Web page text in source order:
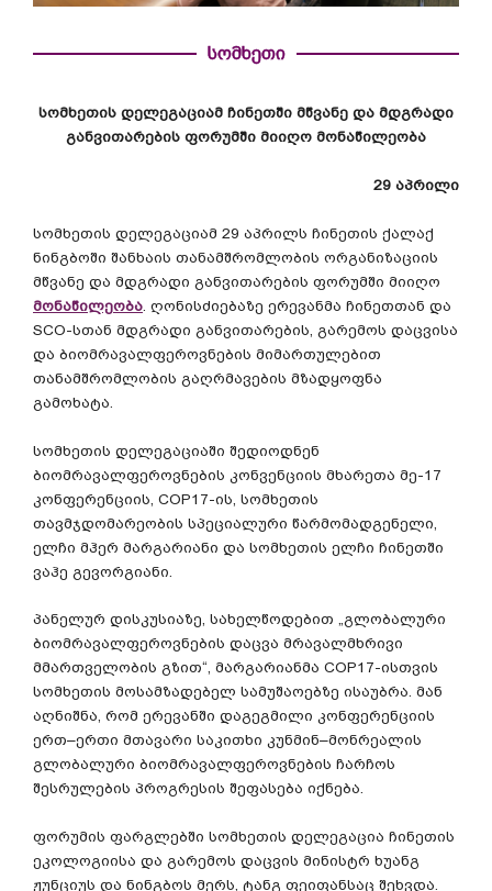
სომხეთი
სომხეთის დელეგაციამ ჩინეთში მწვანე და მდგრადი
განვითარების ფორუმში მიიღო მონაწილეობა
29 აპრილი
სომხეთის დელეგაციამ 29 აპრილს ჩინეთის ქალაქ
ნინგბოში შანხაის თანამშრომლობის ორგანიზაციის
მწვანე და მდგრადი განვითარების ფორუმში მიიღო
მონაწილეობა ღონისძიებაზე ერევანმა ჩინეთთან და
SCO-სთან მდგრადი განვითარების გარემოს დაცვისა
და ბიომრავალფეროვნების მიმართულებით
თანამშრომლობის გაღრმავების მზადყოფნა
გამოხატა
სომხეთის დელეგაციაში შედიოდნენ
ბიომრავალფეროვნების კონვენციის მხარეთა მე-17
კონფერენციის , COP17-ის სომხეთის
თავმჯდომარეობის სპეციალური წარმომადგენელი
ელჩი მჰერ მარგარიანი და სომხეთის ელჩი ჩინეთში
ვაჰე გევორგიანი
პანელურ დისკუსიაზე, სახელწოდებით „გლობალური
ბიომრავალფეროვნების დაცვა მრავალმხრივი
მმართველობის გზით“, მარგარიანმა COP17-ისთვის
სომხეთის მოსამზადებელ სამუშაოებზე ისაუბრა. მან
აღნიშნა, რომ ერევანში დაგეგმილი კონფერენციის
ერთ–ერთი მთავარი საკითხი კუნმინ–მონრეალის
გლობალური ბიომრავალფეროვნების ჩარჩოს
შესრულების პროგრესის შეფასება იქნება.
ფორუმის ფარგლებში სომხეთის დელეგაცია ჩინეთის
ეკოლოგიისა და გარემოს დაცვის მინისტრ ხუანგ
ჟუნციუს და ნინგბოს მერს, ტანგ ფეიფანსაც შეხვდა.